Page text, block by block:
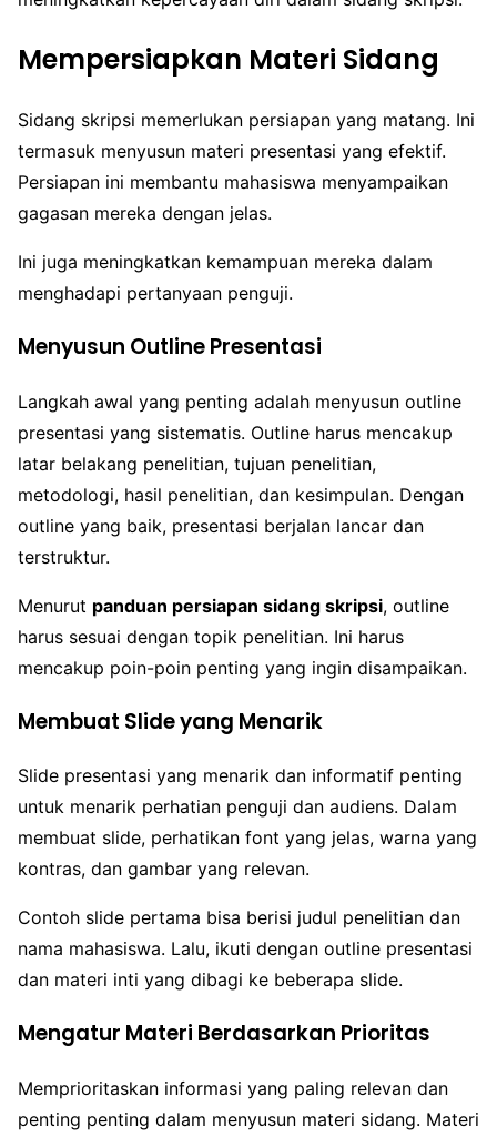
Mempersiapkan Materi Sidang
Sidang skripsi memerlukan persiapan yang matang. Ini
termasuk menyusun materi presentasi yang efektif.
Persiapan ini membantu mahasiswa menyampaikan
gagasan mereka dengan jelas.
Ini juga meningkatkan kemampuan mereka dalam
menghadapi pertanyaan penguji.
Menyusun Outline Presentasi
Langkah awal yang penting adalah menyusun outline
presentasi yang sistematis. Outline harus mencakup
latar belakang penelitian, tujuan penelitian,
metodologi, hasil penelitian, dan kesimpulan. Dengan
outline yang baik, presentasi berjalan lancar dan
terstruktur.
Menurut panduan persiapan sidang skripsi, outline
harus sesuai dengan topik penelitian. Ini harus
mencakup poin-poin penting yang ingin disampaikan.
Membuat Slide yang Menarik
Slide presentasi yang menarik dan informatif penting
untuk menarik perhatian penguji dan audiens. Dalam
membuat slide, perhatikan font yang jelas, warna yang
kontras, dan gambar yang relevan.
Contoh slide pertama bisa berisi judul penelitian dan
nama mahasiswa. Lalu, ikuti dengan outline presentasi
dan materi inti yang dibagi ke beberapa slide.
Mengatur Materi Berdasarkan Prioritas
Memprioritaskan informasi yang paling relevan dan
penting penting dalam menyusun materi sidang. Materi